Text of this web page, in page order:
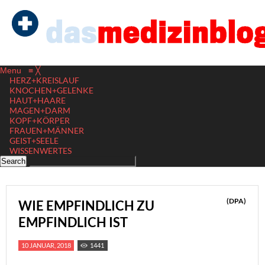
Menu ≡ ╳
HERZ+KREISLAUF
KNOCHEN+GELENKE
HAUT+HAARE
MAGEN+DARM
KOPF+KÖRPER
FRAUEN+MÄNNER
GEIST+SEELE
WISSENWERTES
WIE EMPFINDLICH ZU
EMPFINDLICH IST
(DPA)
10 JANUAR, 2018 1441